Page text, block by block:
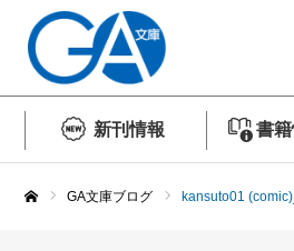
新刊情報 書
GA文庫ブログ kansuto01